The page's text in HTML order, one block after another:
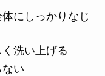
にしっかりなじ
洗い上げる
い